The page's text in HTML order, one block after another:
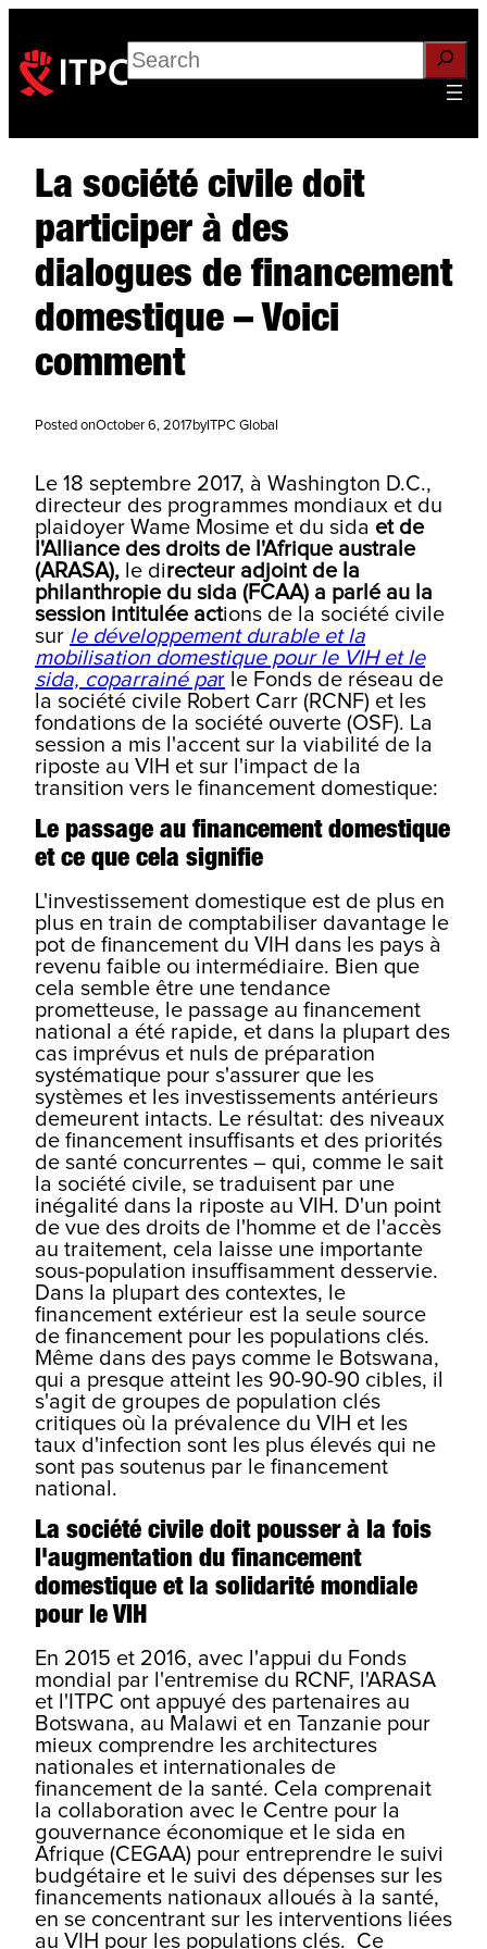
Search
La société civile doit
participer à des
dialogues de financement
domestique – Voici
comment
Posted onOctober 6, 2017byITPC Global
Le 18 septembre 2017, à Washington D.C.,
directeur des programmes mondiaux et du
plaidoyer Wame Mosime et du sida et de
l'Alliance des droits de l'Afrique australe
(ARASA), le directeur adjoint de la
philanthropie du sida (FCAA) a parlé au la
session intitulée actions de la société civile
sur le développement durable et la
mobilisation domestique pour le VIH et le
sida, coparrainé par le Fonds de réseau de
la société civile Robert Carr (RCNF) et les
fondations de la société ouverte (OSF). La
session a mis l'accent sur la viabilité de la
riposte au VIH et sur l'impact de la
transition vers le financement domestique:
Le passage au financement domestique
et ce que cela signifie
L'investissement domestique est de plus en
plus en train de comptabiliser davantage le
pot de financement du VIH dans les pays à
revenu faible ou intermédiaire. Bien que
cela semble être une tendance
prometteuse, le passage au financement
national a été rapide, et dans la plupart des
cas imprévus et nuls de préparation
systématique pour s'assurer que les
systèmes et les investissements antérieurs
demeurent intacts. Le résultat: des niveaux
de financement insuffisants et des priorités
de santé concurrentes – qui, comme le sait
la société civile, se traduisent par une
inégalité dans la riposte au VIH. D'un point
de vue des droits de l'homme et de l'accès
au traitement, cela laisse une importante
sous-population insuffisamment desservie.
Dans la plupart des contextes, le
financement extérieur est la seule source
de financement pour les populations clés.
Même dans des pays comme le Botswana,
qui a presque atteint les 90-90-90 cibles, il
s'agit de groupes de population clés
critiques où la prévalence du VIH et les
taux d'infection sont les plus élevés qui ne
sont pas soutenus par le financement
national.
La société civile doit pousser à la fois
l'augmentation du financement
domestique et la solidarité mondiale
pour le VIH
En 2015 et 2016, avec l'appui du Fonds
mondial par l'entremise du RCNF, l'ARASA
et l'ITPC ont appuyé des partenaires au
Botswana, au Malawi et en Tanzanie pour
mieux comprendre les architectures
nationales et internationales de
financement de la santé. Cela comprenait
la collaboration avec le Centre pour la
gouvernance économique et le sida en
Afrique (CEGAA) pour entreprendre le suivi
budgétaire et le suivi des dépenses sur les
financements nationaux alloués à la santé,
en se concentrant sur les interventions liées
au VIH pour les populations clés. Ce